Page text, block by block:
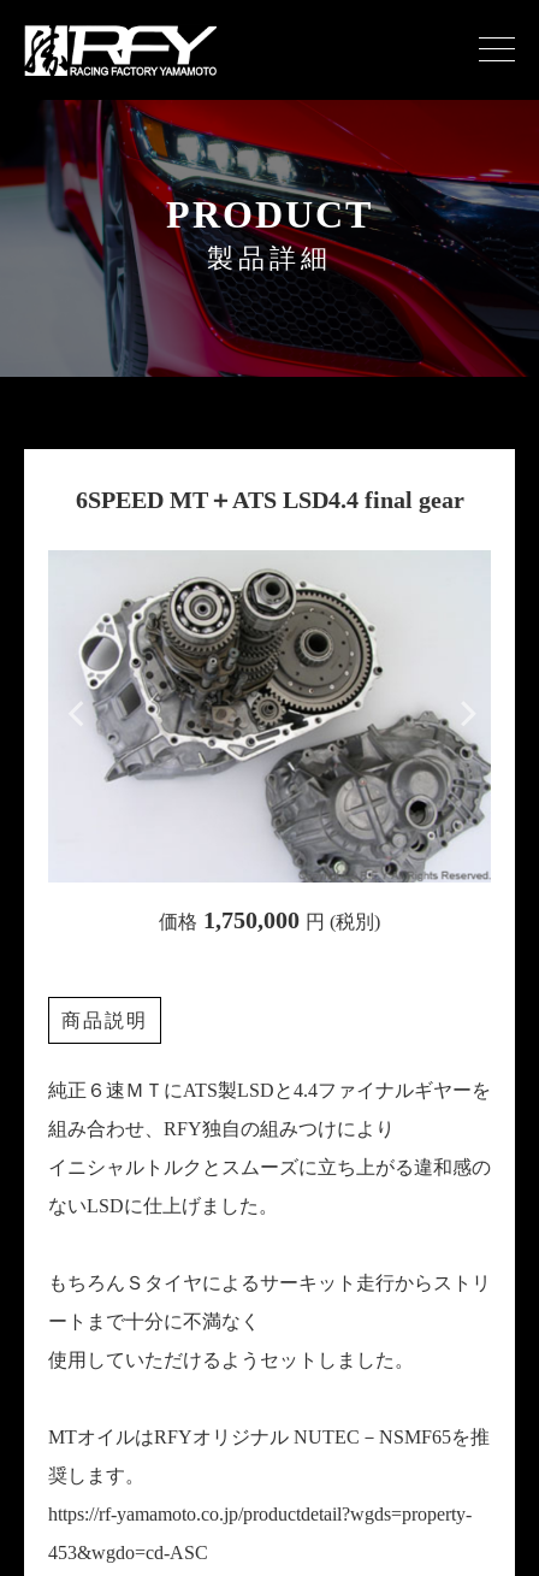
PRODUCT
製品詳細
6SPEED MT＋ATS LSD4.4 final gear
価格 1,750,000 円 (税別)
商品説明
純正６速ＭＴにATS製LSDと4.4ファイナルギヤーを
組み合わせ、RFY独自の組みつけにより
イニシャルトルクとスムーズに立ち上がる違和感の
ないLSDに仕上げました。
もちろんＳタイヤによるサーキット走行からストリ
ートまで十分に不満なく
使用していただけるようセットしました。
MTオイルはRFYオリジナル NUTEC－NSMF65を推
奨します。
https://rf-yamamoto.co.jp/productdetail?wgds=property-
453&wgdo=cd-ASC